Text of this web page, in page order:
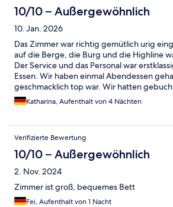
10/10 – Außergewöhnlich
10. Jan. 2026
Das Zimmer war richtig gemütlich urig
auf die Berge, die Burg und die Highline
Der Service und das Personal war
Essen. Wir haben einmal Abendessen
geschmacklich top war. Wir hatten
das hat alles geboten was man sich von
Frühstück wünscht, es war alles frisch und
man sich wünscht, eine schöne Sauna,
gemütlichen Ruhe bereich, ideal zum
entspannen nach einen langen Tag auf der
Hotel ist ebenfalls top, man hat genügend
Einkaufsmöglichkeiten in der Umgebung
Pisten im nahen Umfeld das ausreichend
kommen gerne wieder.
Katharina, Aufenthalt von 4 Nächten
Verifizierte Bewertung
10/10 – Außergewöhnlich
2. Nov. 2024
Zimmer ist groß, bequemes Bett
Fei, Aufenthalt von 1 Nacht